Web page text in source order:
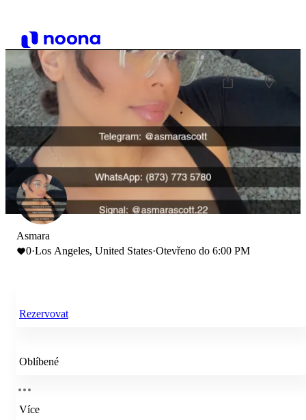
Asmara
0·Los Angeles, United States·Otevřeno do 6:00 PM
Rezervovat
Oblíbené
Více